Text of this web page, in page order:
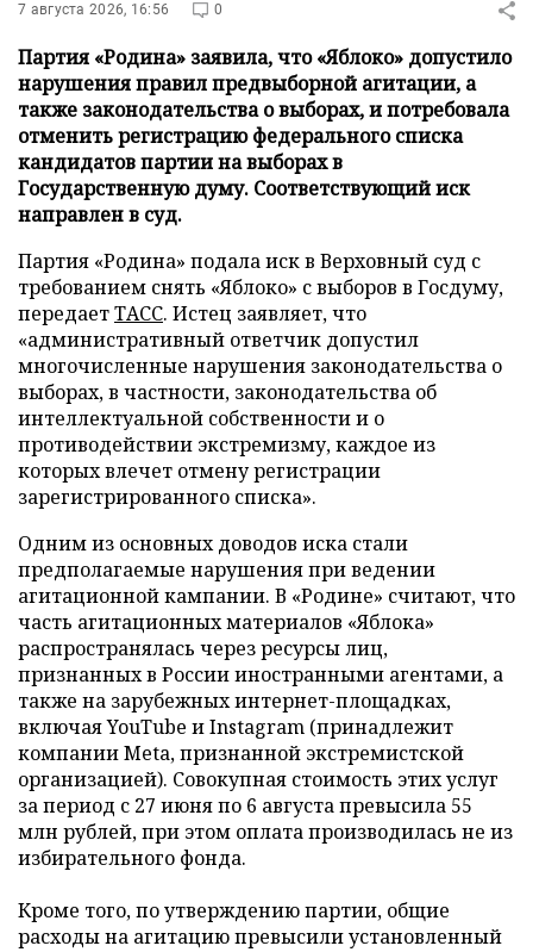
7 августа 2026, 16:56 0
Партия «Родина» заявила, что «Яблоко» допустило
нарушения правил предвыборной агитации, а
также законодательства о выборах, и потребовала
отменить регистрацию федерального списка
кандидатов партии на выборах в
Государственную думу. Соответствующий иск
направлен в суд.
Партия «Родина» подала иск в Верховный суд с
требованием снять «Яблоко» с выборов в Госдуму,
передаетТАСС. Истец заявляет, что
«административный ответчик допустил
многочисленные нарушения законодательства о
выборах, в частности, законодательства об
интеллектуальной собственности и о
противодействии экстремизму, каждое из
которых влечет отмену регистрации
зарегистрированного списка».
Одним из основных доводов иска стали
предполагаемые нарушения при ведении
агитационной кампании. В «Родине» считают, что
часть агитационных материалов «Яблока»
распространялась через ресурсы лиц,
признанных в России иностранными агентами, а
также на зарубежных интернет-площадках,
включая YouTube и Instagram (принадлежит
компании Meta, признанной экстремистской
организацией). Совокупная стоимость этих услуг
за период с 27 июня по 6 августа превысила 55
млн рублей, при этом оплата производилась не из
избирательного фонда.
Кроме того, по утверждению партии, общие
расходы на агитацию превысили установленный